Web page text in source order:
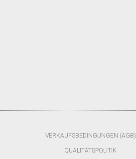
VERKAUFSBEDINGUNGEN (AGB)
QUALITÄTSPOLITIK